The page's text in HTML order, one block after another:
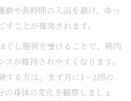
動や長時間の入浴を避け、ゆっ
ことが推奨されます。
ぐし施術を受けることで、筋肉
が維持されやすくなります。
する方は、まず月に1～2回の
の身体の変化を観察しましょ